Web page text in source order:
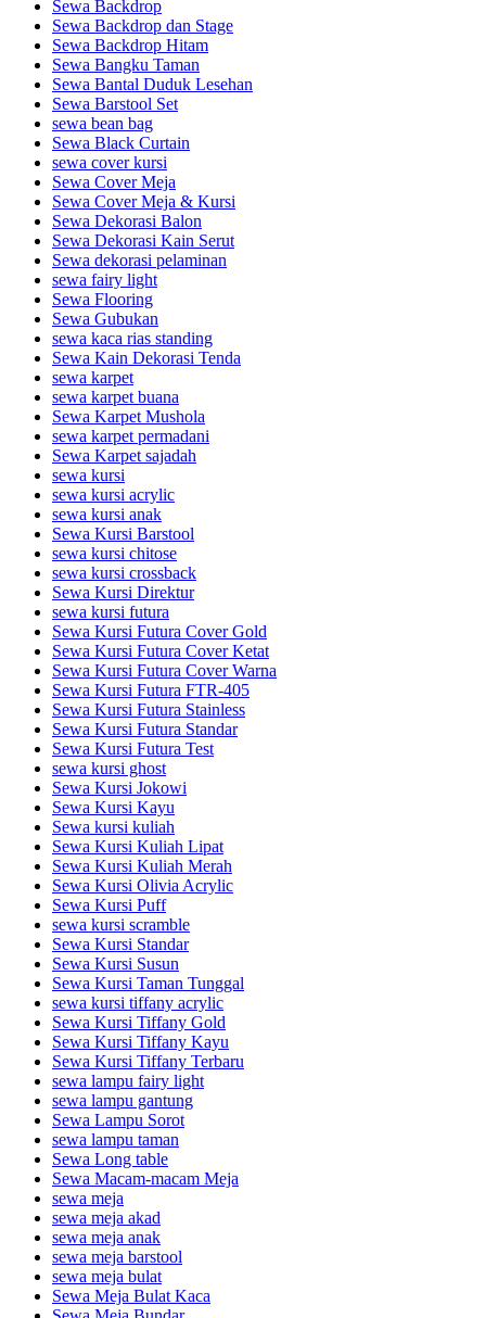
Sewa Backdrop
Sewa Backdrop dan Stage
Sewa Backdrop Hitam
Sewa Bangku Taman
Sewa Bantal Duduk Lesehan
Sewa Barstool Set
sewa bean bag
Sewa Black Curtain
sewa cover kursi
Sewa Cover Meja
Sewa Cover Meja & Kursi
Sewa Dekorasi Balon
Sewa Dekorasi Kain Serut
Sewa dekorasi pelaminan
sewa fairy light
Sewa Flooring
Sewa Gubukan
sewa kaca rias standing
Sewa Kain Dekorasi Tenda
sewa karpet
sewa karpet buana
Sewa Karpet Mushola
sewa karpet permadani
Sewa Karpet sajadah
sewa kursi
sewa kursi acrylic
sewa kursi anak
Sewa Kursi Barstool
sewa kursi chitose
sewa kursi crossback
Sewa Kursi Direktur
sewa kursi futura
Sewa Kursi Futura Cover Gold
Sewa Kursi Futura Cover Ketat
Sewa Kursi Futura Cover Warna
Sewa Kursi Futura FTR-405
Sewa Kursi Futura Stainless
Sewa Kursi Futura Standar
Sewa Kursi Futura Test
sewa kursi ghost
Sewa Kursi Jokowi
Sewa Kursi Kayu
Sewa kursi kuliah
Sewa Kursi Kuliah Lipat
Sewa Kursi Kuliah Merah
Sewa Kursi Olivia Acrylic
Sewa Kursi Puff
sewa kursi scramble
Sewa Kursi Standar
Sewa Kursi Susun
Sewa Kursi Taman Tunggal
sewa kursi tiffany acrylic
Sewa Kursi Tiffany Gold
Sewa Kursi Tiffany Kayu
Sewa Kursi Tiffany Terbaru
sewa lampu fairy light
sewa lampu gantung
Sewa Lampu Sorot
sewa lampu taman
Sewa Long table
Sewa Macam-macam Meja
sewa meja
sewa meja akad
sewa meja anak
sewa meja barstool
sewa meja bulat
Sewa Meja Bulat Kaca